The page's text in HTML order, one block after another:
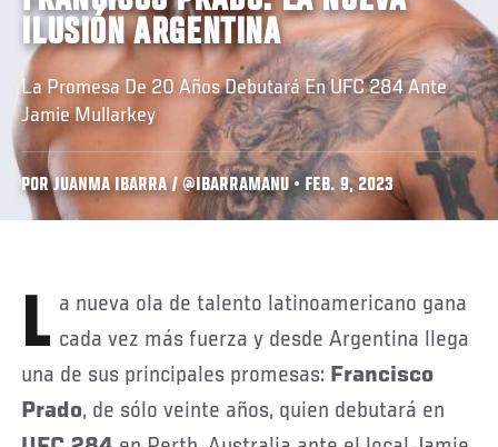
ILUSIÓN ARGENTINA
La Promesa De 20 Años Debutará En UFC 284 Ante
Jamie Mullarkey
POR JUANMA IBARRA / @IBARRAMANU • FEB. 9, 2023
La nueva ola de talento latinoamericano gana cada vez más fuerza y desde Argentina llega
una de sus principales promesas: Francisco
Prado, de sólo veinte años, quien debutará en